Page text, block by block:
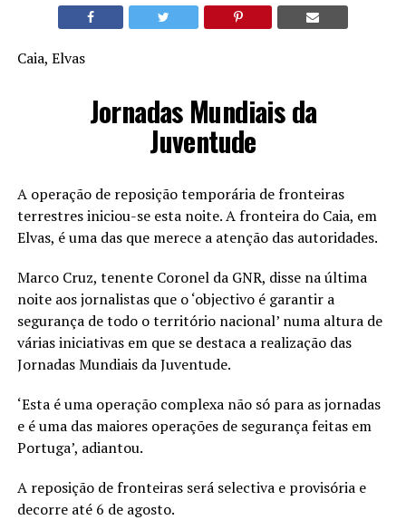
Caia, Elvas
Jornadas Mundiais da
Juventude
A operação de reposição temporária de fronteiras
terrestres iniciou-se esta noite. A fronteira do Caia, em
Elvas, é uma das que merece a atenção das autoridades.
Marco Cruz, tenente Coronel da GNR, disse na última
noite aos jornalistas que o ‘objectivo é garantir a
segurança de todo o território nacional’ numa altura de
várias iniciativas em que se destaca a realização das
Jornadas Mundiais da Juventude.
‘Esta é uma operação complexa não só para as jornadas
e é uma das maiores operações de segurança feitas em
Portuga’, adiantou.
A reposição de fronteiras será selectiva e provisória e
decorre até 6 de agosto.